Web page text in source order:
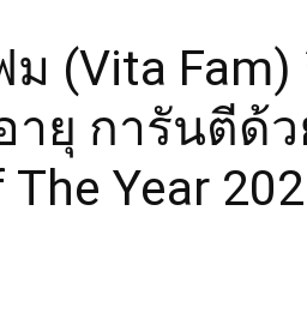
(Vita
ยุ การันตีด้ว
Year